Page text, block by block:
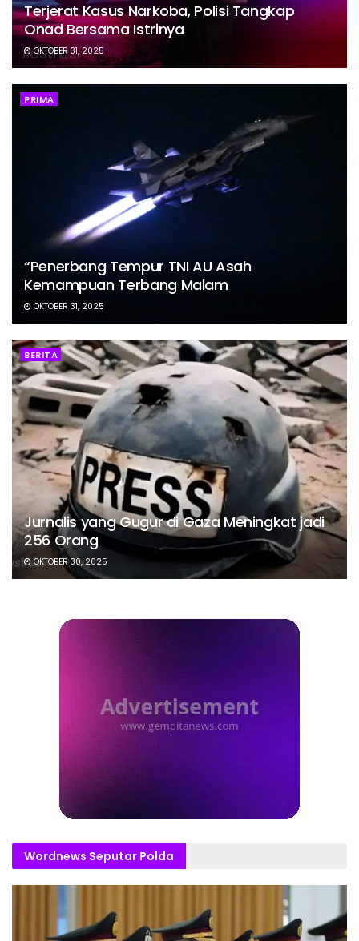
Terjerat Kasus Narkoba, Polisi Tangkap
Onad Bersama Istrinya
OKTOBER 31, 2025
PRIMA
“Penerbang Tempur TNI AU Asah
Kemampuan Terbang Malam
OKTOBER 31, 2025
BERITA
Jurnalis yang Gugur di Gaza Meningkat jadi
256 Orang
OKTOBER 30, 2025
Wordnews Seputar Polda